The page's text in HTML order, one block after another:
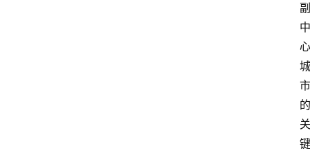
副
中
心
城
市
的
关
键